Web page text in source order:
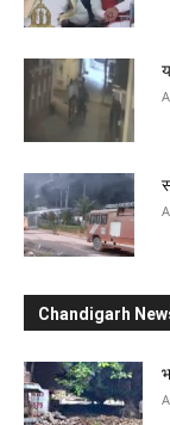
Chandigarh